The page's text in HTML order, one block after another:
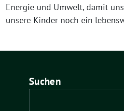
Energie und Umwelt, damit
unsere Kinder noch ein
Suchen